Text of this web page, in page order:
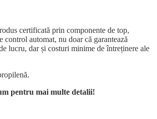
certificată prin componente de top,
control automat, nu doar că garantează
lucru, dar și costuri minime de întreținere ale
pentru mai multe detalii!